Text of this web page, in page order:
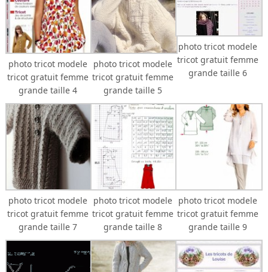
photo tricot modele
tricot gratuit femme
grande taille 4
photo tricot modele
tricot gratuit femme
grande taille 5
photo tricot modele
tricot gratuit femme
grande taille 6
photo tricot modele
tricot gratuit femme
grande taille 7
photo tricot modele
tricot gratuit femme
grande taille 8
photo tricot modele
tricot gratuit femme
grande taille 9